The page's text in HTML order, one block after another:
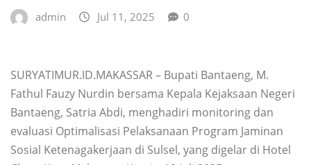
admin Jul 11, 2025 0
SURYATIMUR.ID.MAKASSAR – Bupati Bantaeng, M.
Fathul Fauzy Nurdin bersama Kepala Kejaksaan Negeri
Bantaeng, Satria Abdi, menghadiri monitoring dan
evaluasi Optimalisasi Pelaksanaan Program Jaminan
Sosial Ketenagakerjaan di Sulsel, yang digelar di Hotel